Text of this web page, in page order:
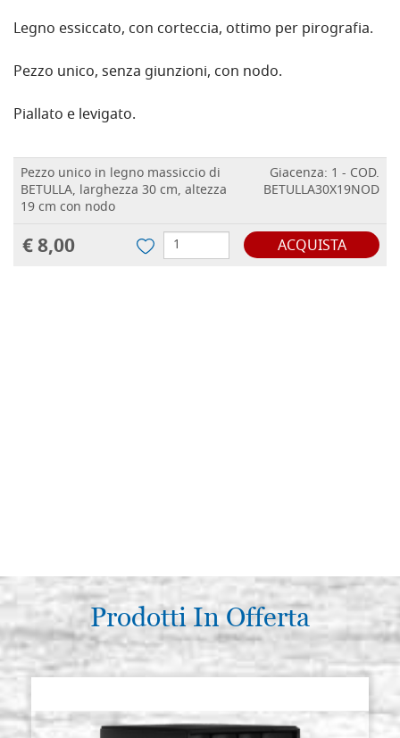
Legno essiccato, con corteccia, ottimo per pirografia.
Pezzo unico, senza giunzioni, con nodo.
Piallato e levigato.
Pezzo unico in legno massiccio di
BETULLA, larghezza 30 cm, altezza
19 cm con nodo
Giacenza: 1 - COD.
BETULLA30X19NOD
€ 8,00 ACQUISTA
Prodotti In Offerta